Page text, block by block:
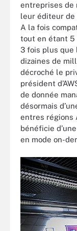
entreprises de
leur éditeur de
A la fois
tout en étant 5
3 fois plus que
dizaines de
décroché le
président
de donnée
désormais
entres régions
bénéficie
en mode on-